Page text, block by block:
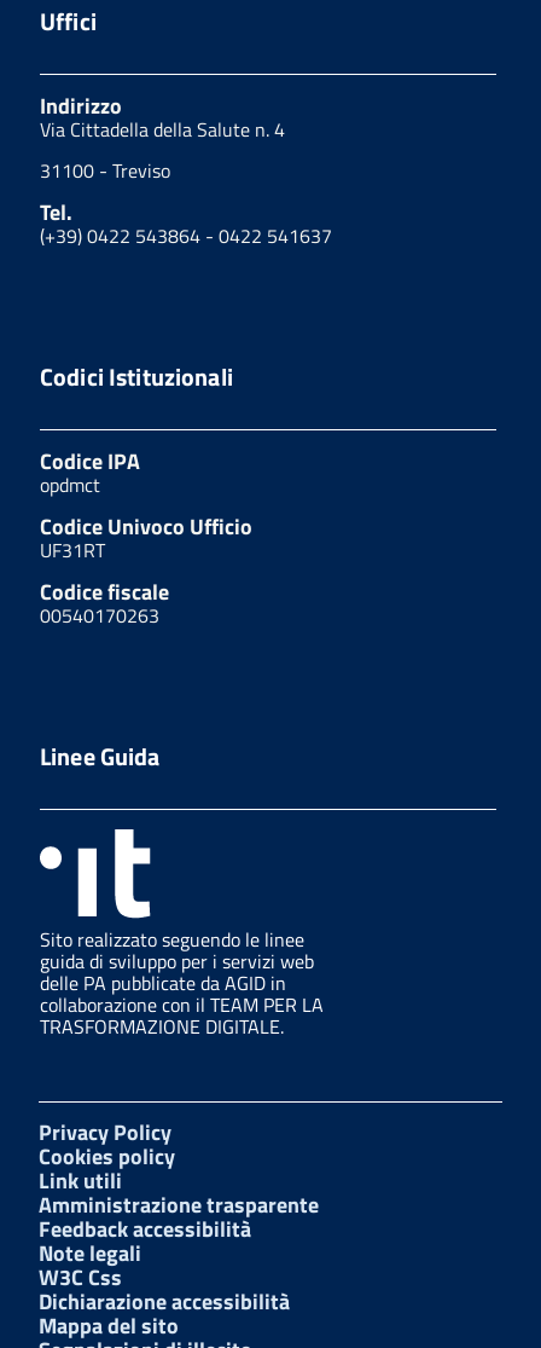
Uffici
Indirizzo
Via Cittadella della Salute n. 4
31100 - Treviso
Tel.
(+39) 0422 543864 - 0422 541637
Codici Istituzionali
Codice IPA
opdmct
Codice Univoco Ufficio
UF31RT
Codice fiscale
00540170263
Linee Guida
Sito realizzato seguendo le linee
guida di sviluppo per i servizi web
delle PA pubblicate da AGID in
collaborazione con il TEAM PER LA
TRASFORMAZIONE DIGITALE.
Privacy Policy
Cookies policy
Link utili
Amministrazione trasparente
Feedback accessibilità
Note legali
W3C Css
Dichiarazione accessibilità
Mappa del sito